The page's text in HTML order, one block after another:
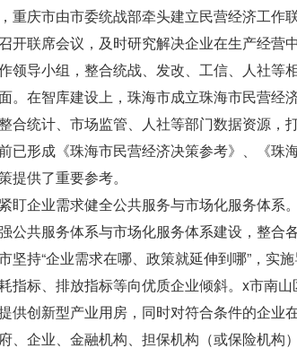
重庆市由市委统战部牵头建立民营经济工作
开联席会议，及时研究解决企业在生产经营
领导小组，整合统战、发改、工信、人社
。在智库建设上，珠海市成立珠海市民营经
合统计、市场监管、人社等部门数据资源，
已形成《珠海市民营经济决策参考》、《珠
提供了重要参考。
企业需求健全公共服务与市场化服务体系
公共服务体系与市场化服务体系建设，整合
坚持“企业需求在哪、政策就延伸到哪”，实
指标、排放指标等向优质企业倾斜。x市南
供创新型产业用房，同时对符合条件的企业
、企业、金融机构、担保机构（或保险机构